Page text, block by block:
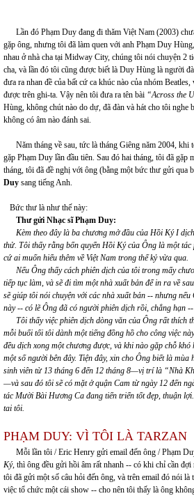
Lần đó Phạm Duy đang đi thăm Việt Nam (2003)
gặp ông, nhưng tôi đã làm quen với anh Phạm Duy
nhau ở nhà cha tại Midway City, chúng tôi nói chuyện 2
cha, và lần đó tôi cũng được biết là Duy Hùng là người
đưa ra nhan đề của bất cứ ca khúc nào của nhóm
được trên ghi-ta. Vậy nên tôi đưa ra tên bài “Across the
Hùng, không chút nào do dự, đã đàn và hát cho tôi nghe
không có âm nào đánh sai.
Năm tháng về sau, tức là tháng Giêng năm 2004, khi
gặp Phạm Duy lần đầu tiên. Sau đó hai tháng, tôi đã gặp
tháng, tôi đã đề nghị với ông (bằng một bức thư gửi qua
Duy sang tiếng Anh.
Bức thư là như thế này:
Thưgửi Nhạc sĩ Phạm Duy:
Kèm theo đây là ba chương mở đầu của Hồi Ký I
thử. Tôi thấy rằng bốn quyển Hồi Kýcủa Ông là một tác
cứ ai muốn hiểu thêm về Việt Nam trong thế kỷ vừa qua.
Nếu Ông thấy cách phiên dịch của tôi trong mấy
tiếp tục làm, và sẽ đi tìm một nhà xuất bản để in ra về sau
sẽ giúp tôi nói chuyện với các nhà xuất bản -- nhưng nếu
này-- có lẽ Ông đã có người phiên dịch rồi, chẳng hạn --
Tôi thấy việc phiên dịch dòng văn của Ông rất thích
mỗi buổi tối tôi dành một tiếng đồng hồ cho công việc
đều dịch xong một chương được, và khi nào gặp chỗ
một số người bên đây. Tiện đây, xin cho Ông biết là mùa
sinh viên từ 13 tháng 6 đến 12 tháng 8—vị trí là “Nhà
—và sau đó tôi sẽ có mặt ở quận Cam từ ngày 12 đến
tác Mười Bài Hương Ca đang tiến triển tốt đẹp, thuận
tai tôi.
PHẠM DUY: VÌ TÔI LÀ TARZAN
Mỗi lần tôi / Eric Henry gửi email đến ông / Phạm
Ký, thì ông đều gửi hồi âm rất nhanh -- có khi chỉ cần
tôi đã gửi một số câu hỏi đến ông, và trên email đó nói
việc tổ chức một cái show -- cho nên tôi thấy là ông